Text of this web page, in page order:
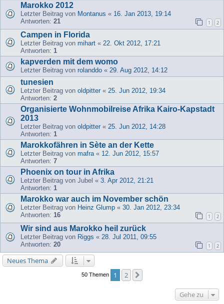
Marokko 2012
Letzter Beitrag von Montanus « 16. Jan 2013, 19:14
Antworten: 21 1 2
Campen in Florida
Letzter Beitrag von mihart « 22. Okt 2012, 17:21
Antworten: 1
kapverden mit dem womo
Letzter Beitrag von rolanddo « 29. Aug 2012, 14:12
tunesien
Letzter Beitrag von oldpitter « 25. Jun 2012, 19:34
Antworten: 2
Organisierte Wohnmobilreise Afrika Kairo-Kapstadt
2013
Letzter Beitrag von oldpitter « 25. Jun 2012, 14:28
Antworten: 1
Marokkofähren in Sète an der Kette
Letzter Beitrag von mafra « 12. Jun 2012, 15:57
Antworten: 7
Phoenix on tour in Afrika
Letzter Beitrag von Jubel « 3. Apr 2012, 21:21
Antworten: 1
Marokko war auch im November schön
Letzter Beitrag von Heinz Glump « 30. Jan 2012, 23:34
Antworten: 16 1 2
Wir sind aus Marokko heil zurück
Letzter Beitrag von Riggs « 28. Jul 2011, 09:55
Antworten: 20 1 2
Neues Thema
50 Themen 1 2
Gehe zu